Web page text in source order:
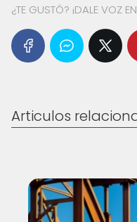
¿TE GUSTÓ? ¡DALE VOZ
Articulos